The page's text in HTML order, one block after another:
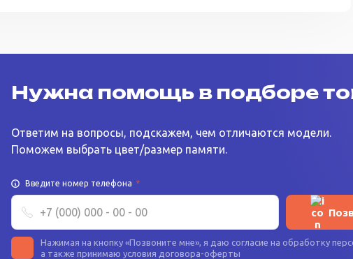
Нужна помощь в подборе
Ответим на вопросы, подскажем, чем отличаются модели.
Поможем выбрать цвет/размер памяти.
Введите номер телефона *
Нажимая на кнопку «Позвоните мне», я даю согласие на обработку
а также принимаю условия договора-оферты